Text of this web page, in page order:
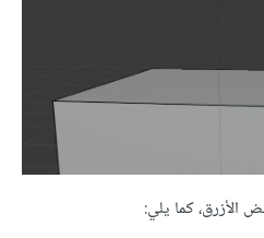
الأزرق، كما يلي: